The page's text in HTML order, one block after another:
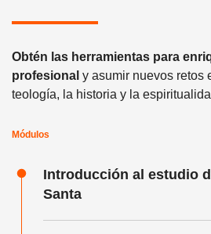
Obtén las herramientas para
profesional y asumir nuevos retos
teología, la historia y la
Módulos
Introducción al estudio
Santa